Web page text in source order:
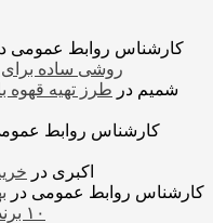
کارشناس روابط عمومی
روشی ساده
شمیم در طرز تهیه قهوه
کارشناس روابط
اکبری در
کارشناس روابط عمومی در
۱۰ برند معتبر آجیل و خشکبار در ایران